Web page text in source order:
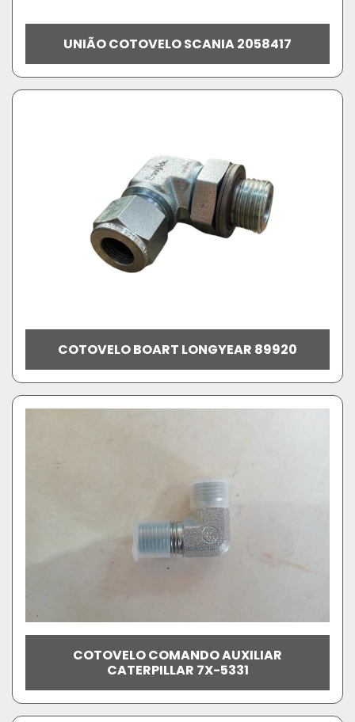
UNIÃO COTOVELO SCANIA 2058417
COTOVELO BOART LONGYEAR 89920
COTOVELO COMANDO AUXILIAR
CATERPILLAR 7X-5331